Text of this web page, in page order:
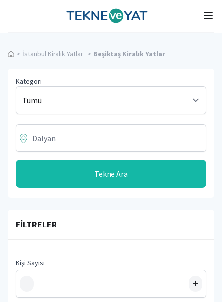
Tekne ve Yat
> İstanbul Kiralık Yatlar > Beşiktaş Kiralık Yatlar
Kategori
Tekne Ara
FILTRELER
Kişi Sayısı
− +